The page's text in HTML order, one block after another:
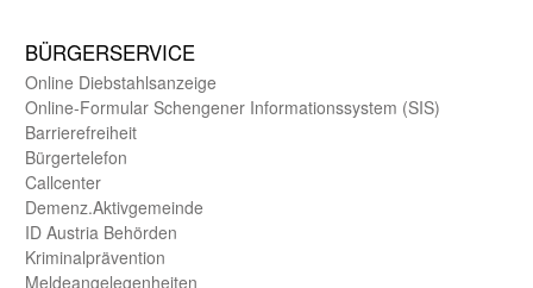
BÜRGER­SERVICE
Online Diebstahls­anzeige
Online-Formular Schengener Informationssystem (SIS)
Barriere­freiheit
Bürger­telefon
Call­center
Demenz.Aktiv­gemeinde
ID Austria Behörden
Kriminal­prävention
Melde­an­ge­le­gen­heiten